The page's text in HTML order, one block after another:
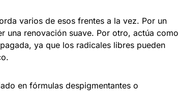
varios de esos frentes a la vez. Por un
una renovación suave. Por otro, actúa como
ya que los radicales libres pueden
en fórmulas despigmentantes o